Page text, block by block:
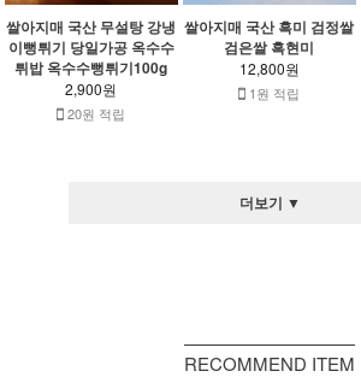
쌀아지매 국산 무설탕 강냉
이뻥튀기 당일가공 옥수수
튀밥 옥수수뻥튀기100g
2,900원
20원 적립
쌀아지매 국산 흑미 검정쌀
검은쌀 흑현미
12,800원
1원 적립
더보기 ▼
RECOMMEND ITEM